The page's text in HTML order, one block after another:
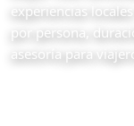
experiencias
por persona,
asesoría para